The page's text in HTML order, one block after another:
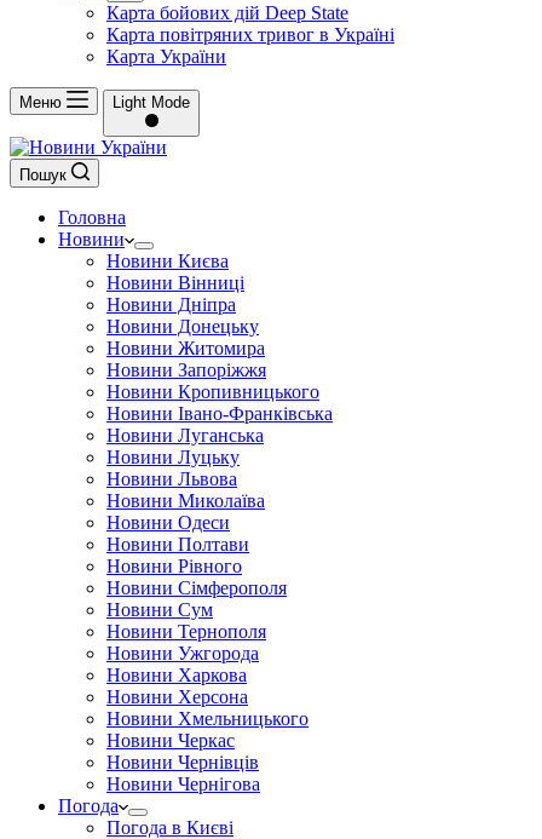
Карта бойових дій Deep State
Карта повітряних тривог в Україні
Карта України
Меню Light Mode
Пошук
Головна
Новини
Новини Києва
Новини Вінниці
Новини Дніпра
Новини Донецьку
Новини Житомира
Новини Запоріжжя
Новини Кропивницького
Новини Івано-Франківська
Новини Луганська
Новини Луцьку
Новини Львова
Новини Миколаїва
Новини Одеси
Новини Полтави
Новини Рівного
Новини Сімферополя
Новини Сум
Новини Тернополя
Новини Ужгорода
Новини Харкова
Новини Херсона
Новини Хмельницького
Новини Черкас
Новини Чернівців
Новини Чернігова
Погода
Погода в Києві